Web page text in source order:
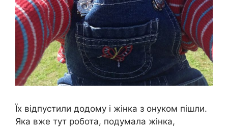
Їх відпустили додому і жінка з онуком пішли.
Яка вже тут робота, подумала жінка,